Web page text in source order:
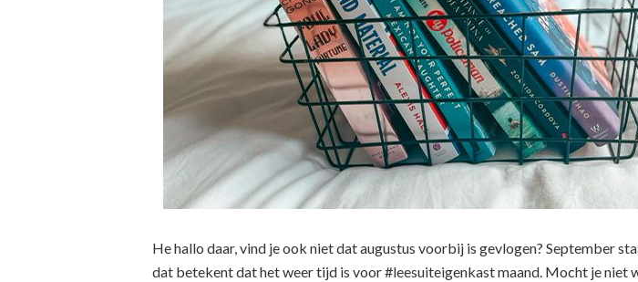
He hallo daar, vind je ook niet dat augustus voorbij is gevlogen? September
dat betekent dat het weer tijd is voor #leesuiteigenkast maand. Mocht je niet